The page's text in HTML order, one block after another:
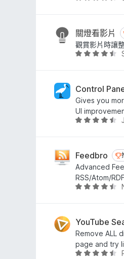
分
.
3
分
分
5
分
關燈看影片
觀賞影片時讓
評
.
6
分
，
5
分
Control
Gives you
UI
評
.
7
分
，
5
分
Feedbro
Advanced
RSS/Atom/
評
.
4
分
，
YouTube
Remove ALL
page and try
評